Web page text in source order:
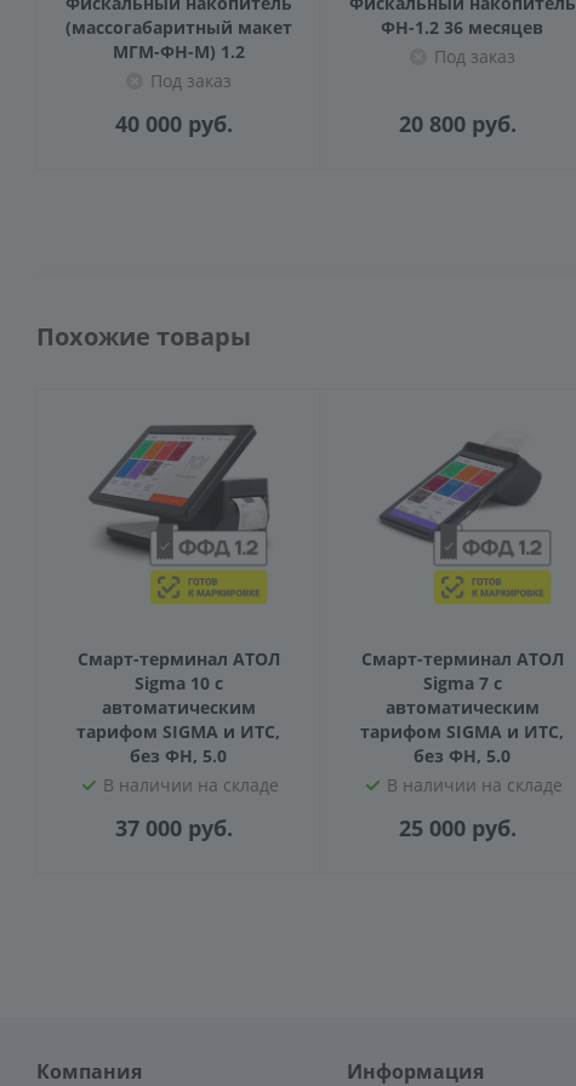
(массогабаритный макет
МГМ-ФН-М) 1.2
Под заказ
40 000 руб.
ФН-1.2 36 месяцев
Под заказ
20 800 руб.
Похожие товары
Смарт-терминал АТОЛ
Sigma 10 с
автоматическим
тарифом SIGMA и ИТС,
без ФН, 5.0
В наличии на складе
37 000 руб.
Смарт-терминал АТОЛ
Sigma 7 с
автоматическим
тарифом SIGMA и ИТС,
без ФН, 5.0
В наличии на складе
25 000 руб.
Компания Информация